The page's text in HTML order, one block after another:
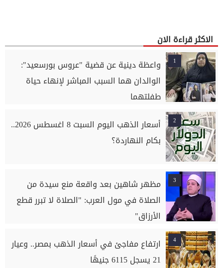
الاكثر قراءة الان
1
واعظة دينية عن قضية "عروس بورسعيد":
الوالدان هما السبب المباشر لإنهاء حياة
طفلتهما
2
أسعار الذهب اليوم السبت 8 اغسطس 2026..
بكام النهاردة؟
3
مظهر شاهين بعد واقعة منع سيدة من
الصلاة في مول العرب: "الصلاة لا تبرر قطع
الأرزاق"
4
ارتفاع مفاجئ في أسعار الذهب بمصر.. وعيار
21 يسجل 6115 جنيهًا